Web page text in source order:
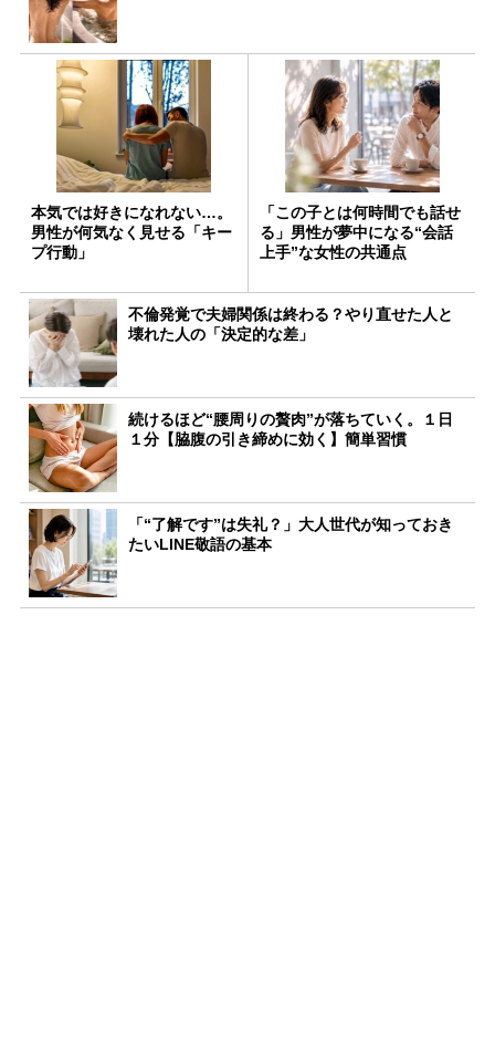
本気では好きになれない…。
男性が何気なく見せる「キー
プ行動」
「この子とは何時間でも話せ
る」男性が夢中になる“会話
上手”な女性の共通点
不倫発覚で夫婦関係は終わる？やり直せた人と
壊れた人の「決定的な差」
続けるほど“腰周りの贅肉”が落ちていく。１日
１分【脇腹の引き締めに効く】簡単習慣
「“了解です”は失礼？」大人世代が知っておき
たいLINE敬語の基本